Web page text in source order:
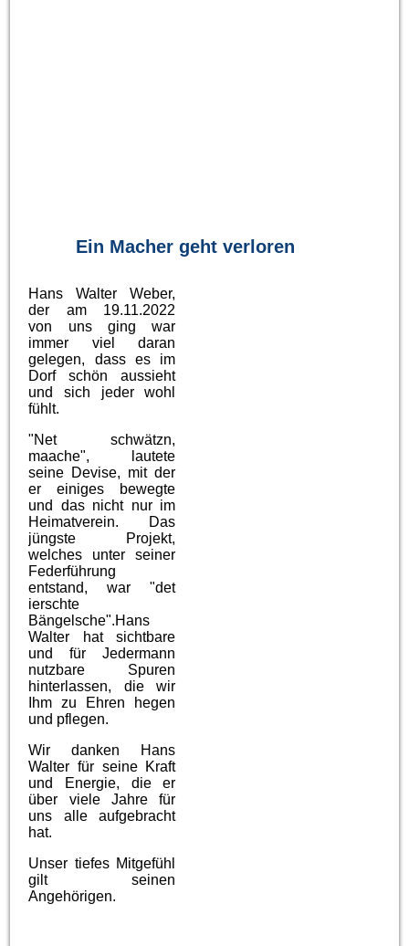
Ein Macher geht verloren
Hans Walter Weber,
der am 19.11.2022
von uns ging war
immer viel daran
gelegen, dass es im
Dorf schön aussieht
und sich jeder wohl
fühlt.
"Net schwätzn,
maache", lautete
seine Devise, mit der
er einiges bewegte
und das nicht nur im
Heimatverein. Das
jüngste Projekt,
welches unter seiner
Federführung
entstand, war "det
ierschte
Bängelsche".Hans
Walter hat sichtbare
und für Jedermann
nutzbare Spuren
hinterlassen, die wir
Ihm zu Ehren hegen
und pflegen.
Wir danken Hans
Walter für seine Kraft
und Energie, die er
über viele Jahre für
uns alle aufgebracht
hat.
Unser tiefes Mitgefühl
gilt seinen
Angehörigen.